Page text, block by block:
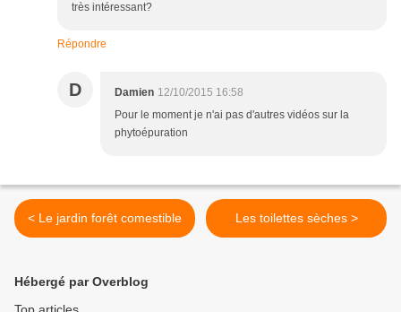
très intéressant?
Répondre
D Damien 12/10/2015 16:58
Pour le moment je n'ai pas d'autres vidéos sur la
phytoépuration
< Le jardin forêt comestible Les toilettes sèches >
Hébergé par Overblog